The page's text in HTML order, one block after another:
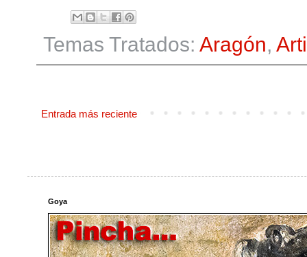
Temas Tratados: Aragón,
Entrada más reciente
Goya